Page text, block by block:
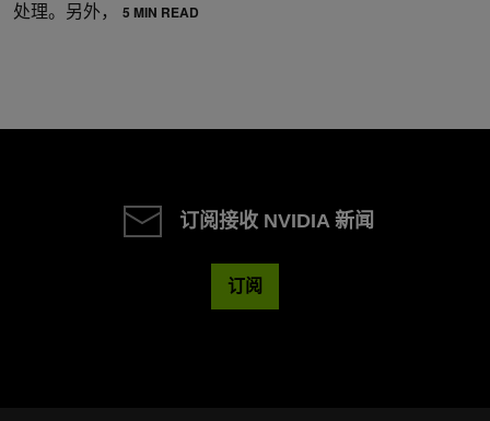
处理。另外，
5 MIN READ
订阅接收 NVIDIA 新闻
订阅